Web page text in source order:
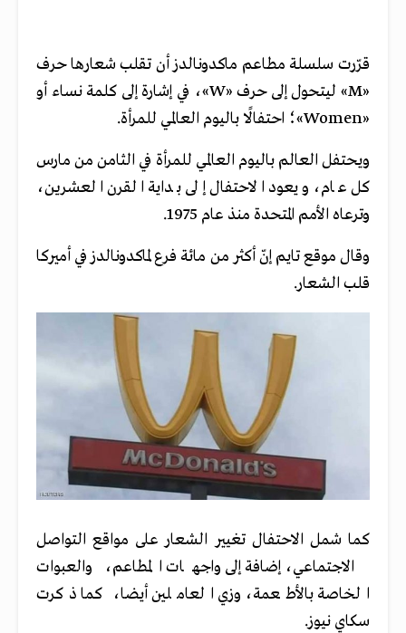
قرّرت سلسلة مطاعم ماكدونالدز أن تقلب شعارها حرف
«M» ليتحول إلى حرف «W»، في إشارة إلى كلمة نساء أو
«Women»؛ احتفالًا باليوم العالمي للمرأة.
ويحتفل العالم باليوم العالمي للمرأة في الثامن من مارس
كل عام، ويعود الاحتفال إلى بداية القرن العشرين،
وترعاه الأمم المتحدة منذ عام 1975.
وقال موقع تايم إنّ أكثر من مائة فرع لماكدونالدز في أميركا
قلب الشعار.
كما شمل الاحتفال تغيير الشعار على مواقع التواصل
الاجتماعي، إضافة إلى واجهات المطاعم، والعبوات
الخاصة بالأطعمة، وزي العاملين أيضا، كما ذكرت
سكاي نيوز.